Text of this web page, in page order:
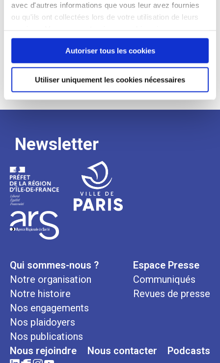
avec d'autres informations que vous leur avez fournies
ou qu'ils ont collectées lors de votre utilisation de leurs
continuez à utiliser notre site Web.
Autoriser tous les cookies
Utiliser uniquement les cookies nécessaires
Processus
de
recrutement
Newsletter
Qui sommes-nous ?
Notre organisation
Notre histoire
Nos engagements
Nos plaidoyers
Nos publications
Espace Presse
Communiqués
Revues de presse
Nous rejoindre Nous contacter Podcasts